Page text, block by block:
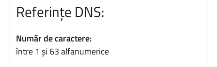
Referințe DNS:
Număr de caractere:
între 1 și 63 alfanumerice